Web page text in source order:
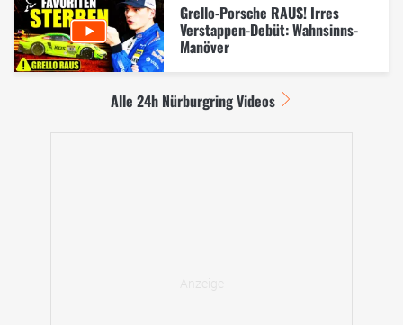
Grello-Porsche RAUS! Irres
Verstappen-Debüt: Wahnsinns-
Manöver
Alle 24h Nürburgring Videos